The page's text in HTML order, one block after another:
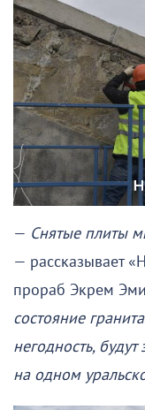
— Снятые плиты
— рассказывает
прораб Экрем
состояние
негодность,
на одном